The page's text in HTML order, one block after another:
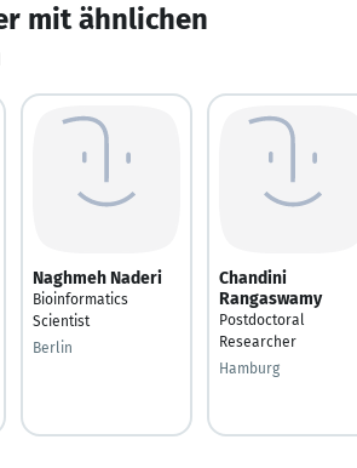
mit ähnlichen
Naghmeh Naderi
Bioinformatics
Scientist
Berlin
Chandini
Rangaswamy
Postdoctoral
Researcher
Hamburg